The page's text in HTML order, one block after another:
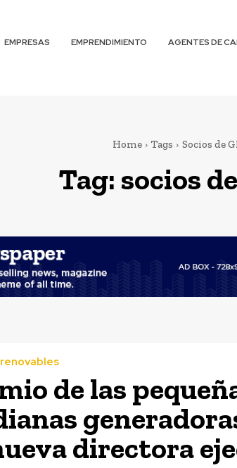
EMPRESAS EMPRENDIMIENTO AGENTES DE
Home Tags Socios de
Tag:socios
de las
directora